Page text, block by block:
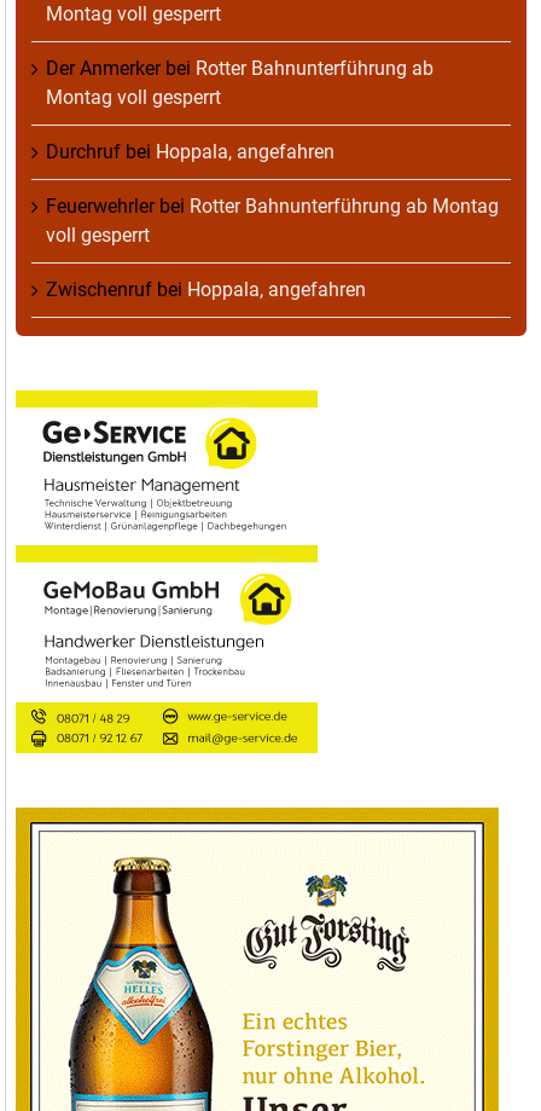
Montag voll gesperrt
Der Anmerkerbei Rotter Bahnunterführung ab
Montag voll gesperrt
Durchruf bei Hoppala, angefahren
Feuerwehrlerbei Rotter Bahnunterführung ab Montag
voll gesperrt
Zwischenruf bei Hoppala, angefahren